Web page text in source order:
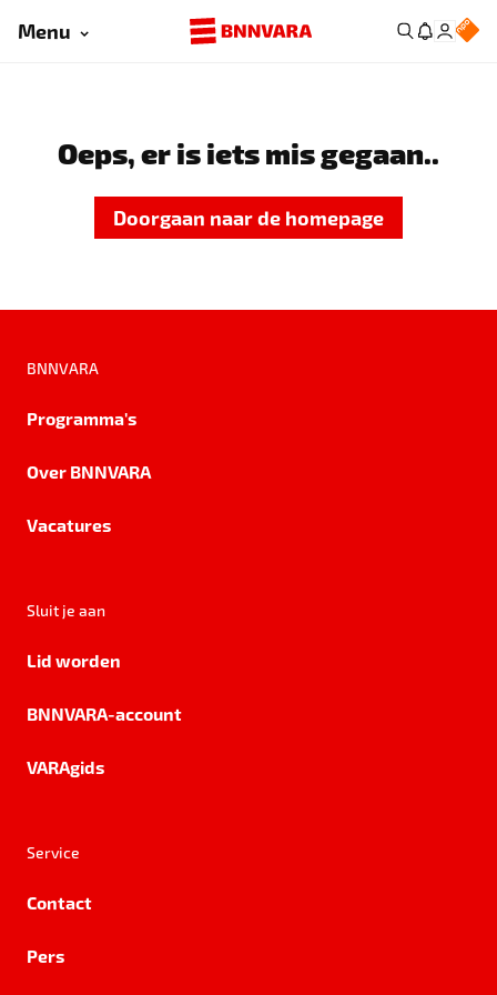
Menu
Oeps, er is iets mis gegaan..
Doorgaan naar de homepage
BNNVARA
Programma's
Over BNNVARA
Vacatures
Sluit je aan
Lid worden
BNNVARA-account
VARAgids
Service
Contact
Pers